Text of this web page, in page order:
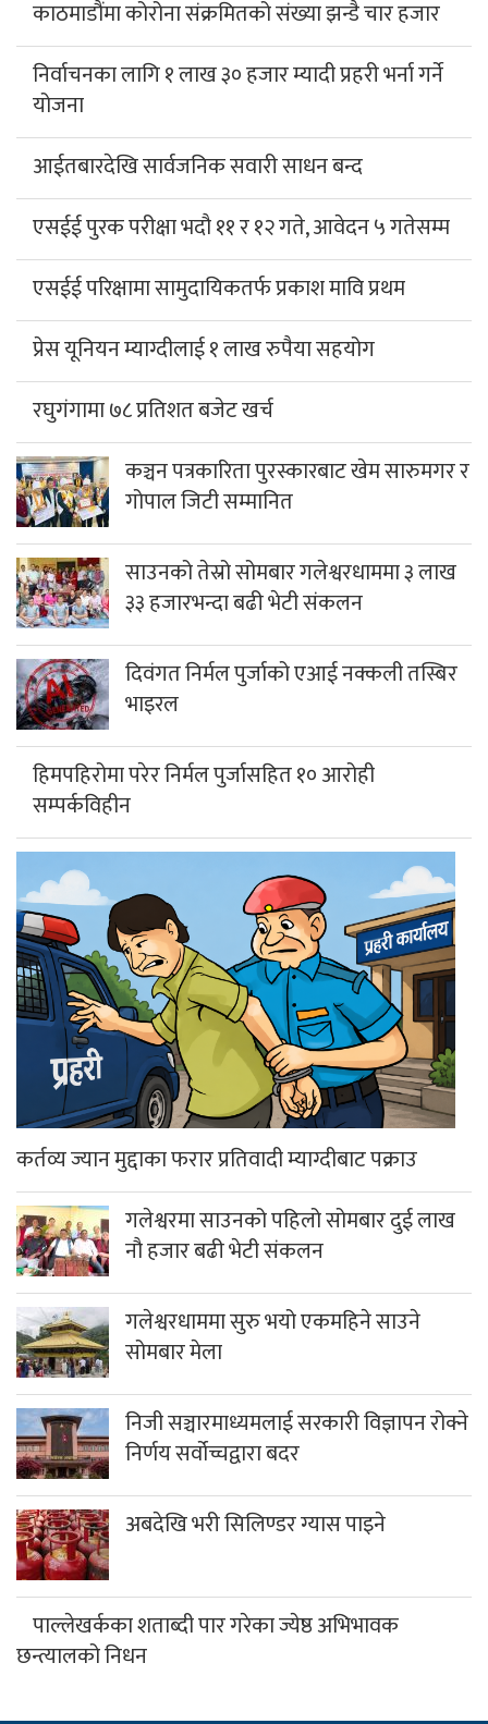
काठमाडौंमा कोरोना संक्रमितको संख्या झन्डै चार हजार
निर्वाचनका लागि १ लाख ३० हजार म्यादी प्रहरी भर्ना गर्ने
योजना
आईतबारदेखि सार्वजनिक सवारी साधन बन्द
एसईई पुरक परीक्षा भदौ ११ र १२ गते, आवेदन ५ गतेसम्म
एसईई परिक्षामा सामुदायिकतर्फ प्रकाश मावि प्रथम
प्रेस यूनियन म्याग्दीलाई १ लाख रुपैया सहयोग
रघुगंगामा ७८ प्रतिशत बजेट खर्च
कञ्चन पत्रकारिता पुरस्कारबाट खेम सारुमगर र
गोपाल जिटी सम्मानित
साउनको तेस्रो सोमबार गलेश्वरधाममा ३ लाख
३३ हजारभन्दा बढी भेटी संकलन
दिवंगत निर्मल पुर्जाको एआई नक्कली तस्बिर
भाइरल
हिमपहिरोमा परेर निर्मल पुर्जासहित १० आरोही
सम्पर्कविहीन
कर्तव्य ज्यान मुद्दाका फरार प्रतिवादी म्याग्दीबाट पक्राउ
गलेश्वरमा साउनको पहिलो सोमबार दुई लाख
नौ हजार बढी भेटी संकलन
गलेश्वरधाममा सुरु भयो एकमहिने साउने
सोमबार मेला
निजी सञ्चारमाध्यमलाई सरकारी विज्ञापन रोक्ने
निर्णय सर्वोच्चद्वारा बदर
अबदेखि भरी सिलिण्डर ग्यास पाइने
पाल्लेखर्कका शताब्दी पार गरेका ज्येष्ठ अभिभावक
छन्त्यालको निधन